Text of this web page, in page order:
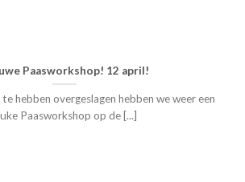
Paasworkshop! 12 april!
hebben overgeslagen hebben we weer een
Paasworkshop op de [...]